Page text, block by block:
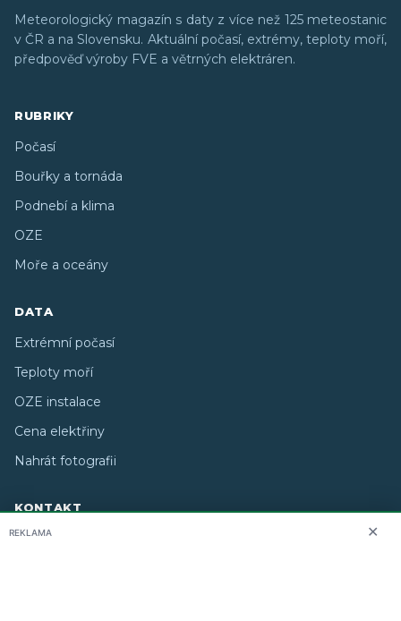
Meteorologický magazín s daty z více než 125 meteostanic
v ČR a na Slovensku. Aktuální počasí, extrémy, teploty moří,
předpověď výroby FVE a větrných elektráren.
RUBRIKY
Počasí
Bouřky a tornáda
Podnebí a klima
OZE
Moře a oceány
DATA
Extrémní počasí
Teploty moří
OZE instalace
Cena elektřiny
Nahrát fotografii
KONTAKT
O nás
REKLAMA ✕